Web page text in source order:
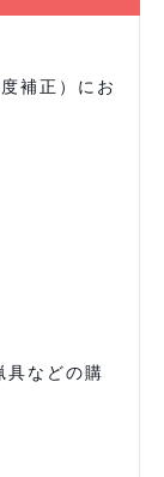
補正）にお
具などの購